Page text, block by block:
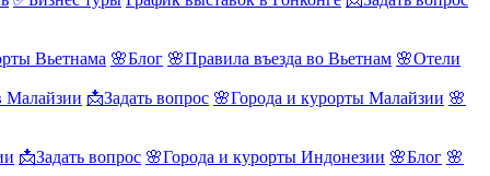
Вьетнама 🌸Блог 🌸Правила въезда во Вьетнам 🌸Отели
Малайзии 📩Задать вопрос 🌸Города и курорты Малайзии 🌸
📩Задать вопрос 🌸Города и курорты Индонезии 🌸Блог 🌸